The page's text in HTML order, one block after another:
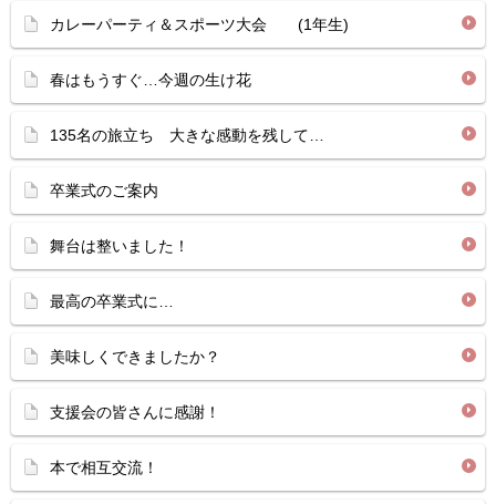
カレーパーティ＆スポーツ大会 (1年生)
春はもうすぐ…今週の生け花
135名の旅立ち 大きな感動を残して…
卒業式のご案内
舞台は整いました！
最高の卒業式に…
美味しくできましたか？
支援会の皆さんに感謝！
本で相互交流！